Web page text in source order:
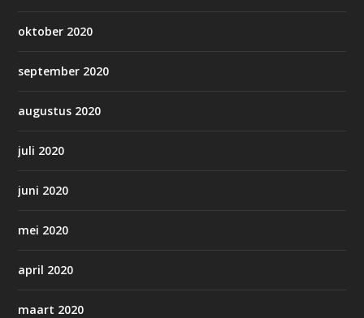
oktober 2020
september 2020
augustus 2020
juli 2020
juni 2020
mei 2020
april 2020
maart 2020